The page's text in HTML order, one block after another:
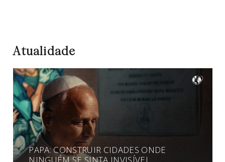
Atualidade
PAPA: CONSTRUIR CIDADES ONDE
NINGUÉM SE SINTA INVISÍVEL